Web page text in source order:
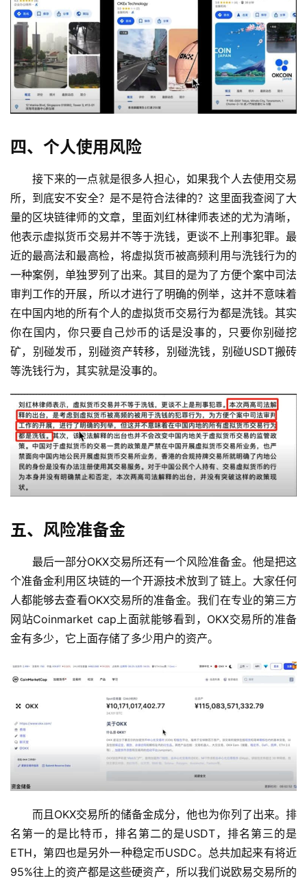
四、个人使用风险
接下来的一点就是很多人担心，如果我个人去使用交易
所，到底安不安全？是不是符合法律的？这里面我查阅了大
量的区块链律师的文章，里面刘红林律师表述的尤为清晰，
他表示虚拟货币交易并不等于洗钱，更谈不上刑事犯罪。最
近的最高法和最高检，将虚拟货币被高频利用与洗钱行为的
一种案例，单独罗列了出来。其目的是为了方便个案中司法
审判工作的开展，所以才进行了明确的例举，这并不意味着
在中国内地的所有个人的虚拟货币交易行为都是洗钱。其实
你在国内，你只要自己炒币的话是没事的，只要你别碰挖
矿，别碰发币，别碰资产转移，别碰洗钱，别碰USDT搬砖
等洗钱行为，其实就是没事的。
五、风险准备金
最后一部分OKX交易所还有一个风险准备金。他是把这
个准备金利用区块链的一个开源技术放到了链上。大家任何
人都能够去查看OKX交易所的准备金。我们在专业的第三方
网站Coinmarket cap上面就能够看到，OKX交易所的准备
金有多少，它上面存储了多少用户的资产。
而且OKX交易所的储备金成分，他也为你列了出来。排
名第一的是比特币，排名第二的是USDT，排名第三的是
ETH，第四也是另外一种稳定币USDC。总共加起来有将近
95%往上的资产都是这些硬资产，所以我们说欧易交易所的